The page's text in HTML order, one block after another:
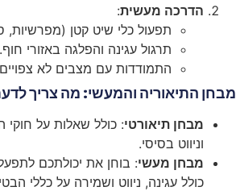
הדרכה מעשית:
תפעול כלי שיט קטן (מפרשיות,
תרגול עגינה והפלגה באזורי חוף.
התמודדות עם מצבים לא
מבחן התיאוריה והמעשי: מה צריך
מבחן תיאורטי: כולל שאלות על חוקי
וניווט בסיסי.
מבחן מעשי: בוחן את יכולתכם
כולל עגינה, ניווט ושמירה על כללי